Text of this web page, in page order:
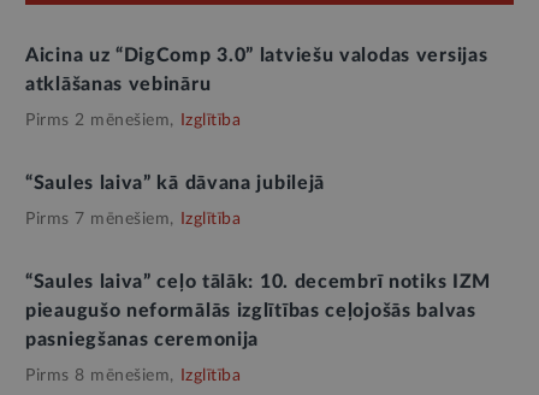
Aicina uz “DigComp 3.0” latviešu valodas versijas
atklāšanas vebināru
Pirms 2 mēnešiem, Izglītība
“Saules laiva” kā dāvana jubilejā
Pirms 7 mēnešiem, Izglītība
“Saules laiva” ceļo tālāk: 10. decembrī notiks IZM
pieaugušo neformālās izglītības ceļojošās balvas
pasniegšanas ceremonija
Pirms 8 mēnešiem, Izglītība